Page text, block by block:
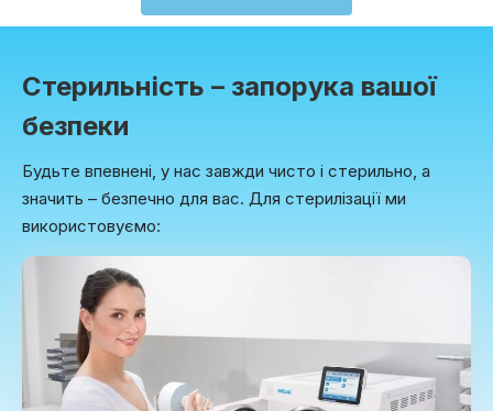
Стерильність – запорука вашої
безпеки
Будьте впевнені, у нас завжди чисто і стерильно, а
значить – безпечно для вас. Для стерилізації ми
використовуємо: